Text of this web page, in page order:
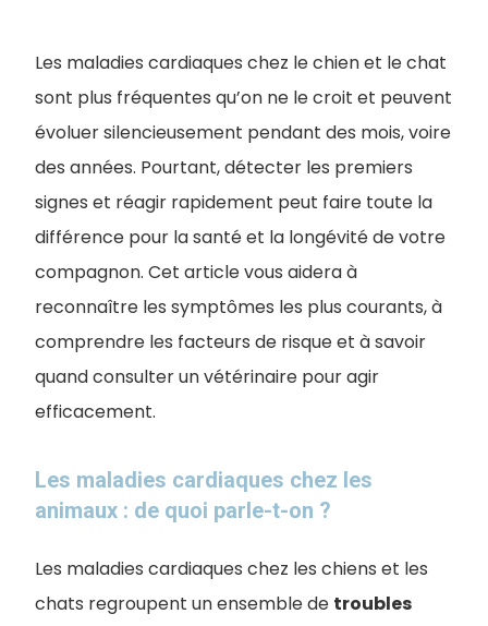
Les maladies cardiaques chez le chien et le chat
sont plus fréquentes qu’on ne le croit et peuvent
évoluer silencieusement pendant des mois, voire
des années. Pourtant, détecter les premiers
signes et réagir rapidement peut faire toute la
différence pour la santé et la longévité de votre
compagnon. Cet article vous aidera à
reconnaître les symptômes les plus courants, à
comprendre les facteurs de risque et à savoir
quand consulter un vétérinaire pour agir
efficacement.
Les maladies cardiaques chez les
animaux : de quoi parle-t-on ?
Les maladies cardiaques chez les chiens et les
chats regroupent un ensemble de troubles